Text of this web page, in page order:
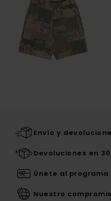
Envío y
Devoluciones en
Únete al
Nuestro